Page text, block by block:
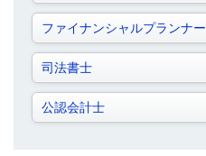
ファイナンシャルプランナー
司法書士
公認会計士